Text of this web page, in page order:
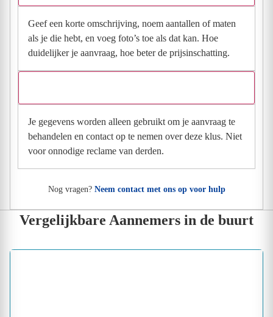
Geef een korte omschrijving, noem aantallen of maten
als je die hebt, en voeg foto’s toe als dat kan. Hoe
duidelijker je aanvraag, hoe beter de prijsinschatting.
Je gegevens worden alleen gebruikt om je aanvraag te
behandelen en contact op te nemen over deze klus. Niet
voor onnodige reclame van derden.
Nog vragen? Neem contact met ons op voor hulp
Vergelijkbare Aannemers in de buurt